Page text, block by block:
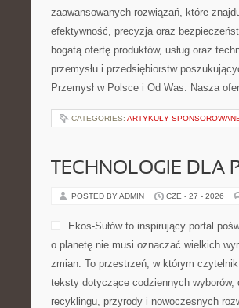
zaawansowanych rozwiązań, które
efektywność, precyzja oraz
bogatą ofertę produktów, usług oraz
przemysłu i przedsiębiorstw
Przemysł w Polsce i Od Was. Nasza
CATEGORIES: ARTYKUŁY
TECHNOLOGIE DLA
POSTED BY ADMIN CZE - 27 - 2026
Ekos-Sułów to inspirujący portal
o planetę nie musi oznaczać wielkich
zmian. To przestrzeń, w którym
teksty dotyczące codziennych wyborów,
recyklingu, przyrody i nowoczesnych